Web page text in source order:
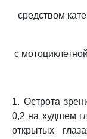
средством
с
1. Острота
0,2 на худшем
открытых